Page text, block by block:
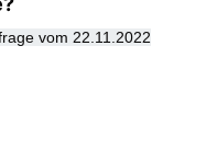
vom 22.11.2022